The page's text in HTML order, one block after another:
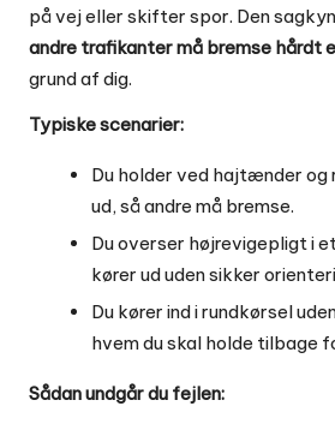
på vej eller skifter spor. Den
andre trafikanter må bremse hårdt
grund af dig.
Typiske scenarier:
Du holder ved hajtænder
ud, så andre må bremse.
Du overser højrevigepligt i
kører ud uden sikker
Du kører ind i rundkørsel
hvem du skal holde tilbage
Sådan undgår du fejlen: